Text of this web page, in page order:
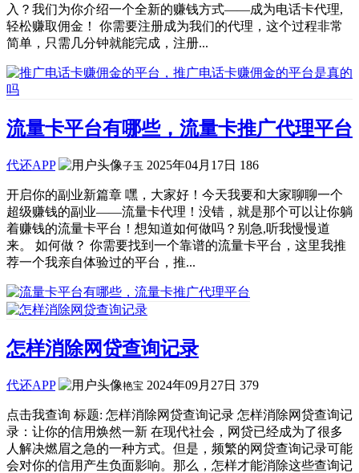
入？我们为你介绍一个全新的赚钱方式——成为电话卡代理,
轻松赚取佣金！ 你需要注册成为我们的代理，这个过程非常
简单，只需几分钟就能完成，注册...
流量卡平台有哪些，流量卡推广代理平台
代还APP 子玉 2025年04月17日 186
开启你的副业新篇章 嘿，大家好！今天我要和大家聊聊一个
超级赚钱的副业——流量卡代理！没错，就是那个可以让你躺
着赚钱的流量卡平台！想知道如何做吗？别急,听我慢慢道
来。 如何做？ 你需要找到一个靠谱的流量卡平台，这里我推
荐一个我亲自体验过的平台，推...
怎样消除网贷查询记录
代还APP 艳宝 2024年09月27日 379
点击我查询 标题: 怎样消除网贷查询记录 怎样消除网贷查询记
录：让你的信用焕然一新 在现代社会，网贷已经成为了很多
人解决燃眉之急的一种方式。但是，频繁的网贷查询记录可能
会对你的信用产生负面影响。那么，怎样才能消除这些查询记